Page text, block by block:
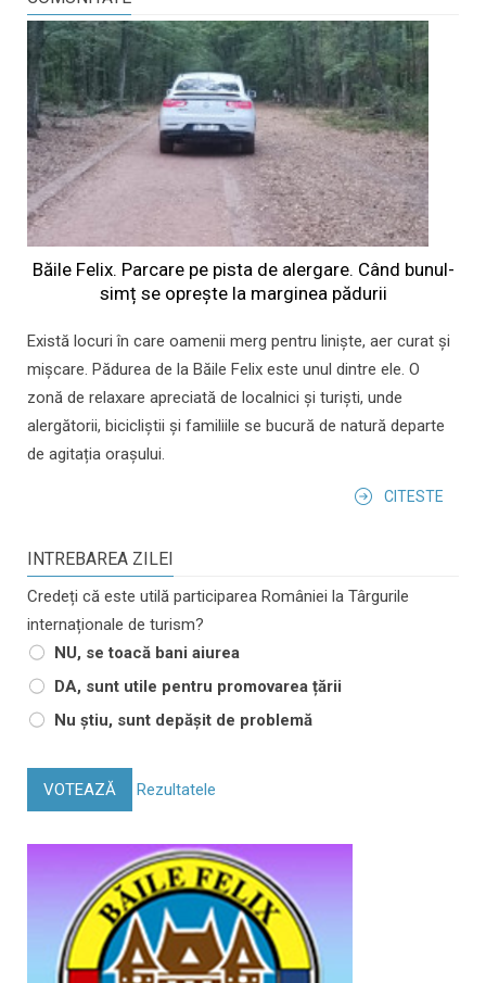
Băile Felix. Parcare pe pista de alergare. Când bunul-
simț se oprește la marginea pădurii
Există locuri în care oamenii merg pentru liniște, aer curat și
mișcare. Pădurea de la Băile Felix este unul dintre ele. O
zonă de relaxare apreciată de localnici și turiști, unde
alergătorii, bicicliștii și familiile se bucură de natură departe
de agitația orașului.
CITESTE
INTREBAREA ZILEI
Credeți că este utilă participarea României la Târgurile
internaționale de turism?
NU, se toacă bani aiurea
DA, sunt utile pentru promovarea țării
Nu știu, sunt depășit de problemă
VOTEAZĂ Rezultatele